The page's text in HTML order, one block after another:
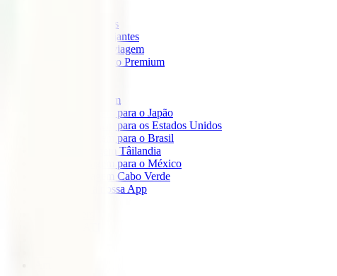
IATI Escapadinhas
IATI Grandes Viajantes
IATI Anual Multiviagem
IATI Cancelamento Premium
Seguros de Viagem
Seguro de viagem para o Japão
Seguro de viagem para os Estados Unidos
Seguro de viagem para o Brasil
Seguro de Viagem Tâilandia
Seguro de viagem para o México
Seguro de viagem Cabo Verde
Descarregue a nossa App